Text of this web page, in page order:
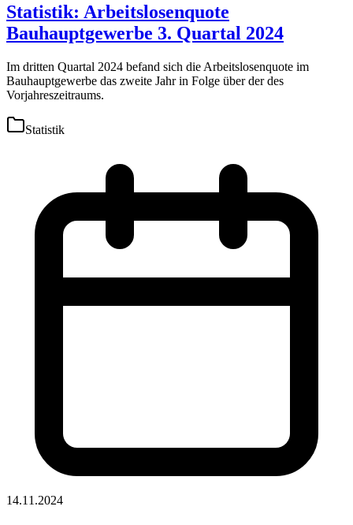
Statistik: Arbeitslosenquote
Bauhauptgewerbe 3. Quartal 2024
Im dritten Quartal 2024 befand sich die Arbeitslosenquote im
Bauhauptgewerbe das zweite Jahr in Folge über der des
Vorjahreszeitraums.
Statistik
14.11.2024